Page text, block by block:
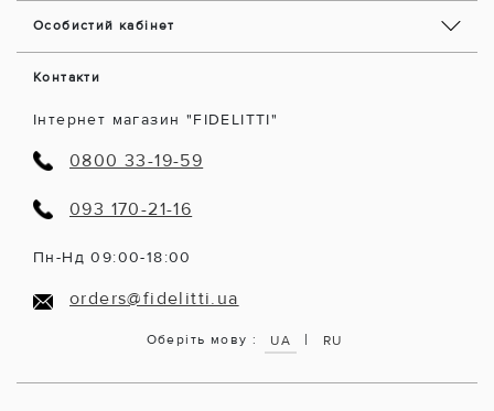
Особистий кабінет
Контакти
Інтернет магазин "FIDELITTI"
0800 33-19-59
093 170-21-16
Пн-Нд 09:00-18:00
orders@fidelitti.ua
Оберіть мову : UA | RU